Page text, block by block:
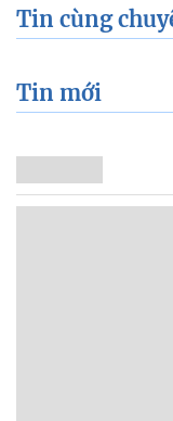
Tin cùng
Tin mới